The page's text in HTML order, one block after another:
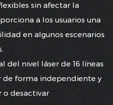
sin afectar la
a los usuarios una
en algunos escenarios
del nivel láser de 16 líneas
de forma independiente y
o desactivar